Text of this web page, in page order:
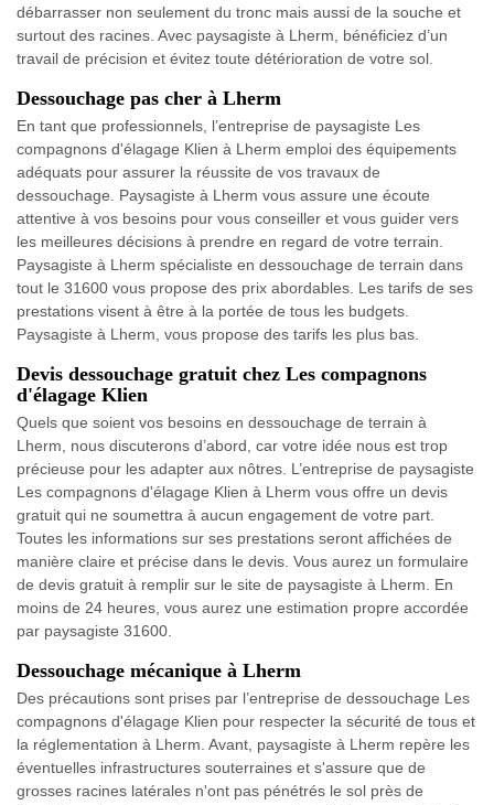
débarrasser non seulement du tronc mais aussi de la souche et
surtout des racines. Avec paysagiste à Lherm, bénéficiez d’un
travail de précision et évitez toute détérioration de votre sol.
Dessouchage pas cher à Lherm
En tant que professionnels, l’entreprise de paysagiste Les
compagnons d'élagage Klien à Lherm emploi des équipements
adéquats pour assurer la réussite de vos travaux de
dessouchage. Paysagiste à Lherm vous assure une écoute
attentive à vos besoins pour vous conseiller et vous guider vers
les meilleures décisions à prendre en regard de votre terrain.
Paysagiste à Lherm spécialiste en dessouchage de terrain dans
tout le 31600 vous propose des prix abordables. Les tarifs de ses
prestations visent à être à la portée de tous les budgets.
Paysagiste à Lherm, vous propose des tarifs les plus bas.
Devis dessouchage gratuit chez Les compagnons
d'élagage Klien
Quels que soient vos besoins en dessouchage de terrain à
Lherm, nous discuterons d’abord, car votre idée nous est trop
précieuse pour les adapter aux nôtres. L’entreprise de paysagiste
Les compagnons d'élagage Klien à Lherm vous offre un devis
gratuit qui ne soumettra à aucun engagement de votre part.
Toutes les informations sur ses prestations seront affichées de
manière claire et précise dans le devis. Vous aurez un formulaire
de devis gratuit à remplir sur le site de paysagiste à Lherm. En
moins de 24 heures, vous aurez une estimation propre accordée
par paysagiste 31600.
Dessouchage mécanique à Lherm
Des précautions sont prises par l’entreprise de dessouchage Les
compagnons d'élagage Klien pour respecter la sécurité de tous et
la réglementation à Lherm. Avant, paysagiste à Lherm repère les
éventuelles infrastructures souterraines et s'assure que de
grosses racines latérales n'ont pas pénétrés le sol près de